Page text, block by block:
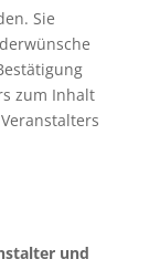
Sie
zum Inhalt
und